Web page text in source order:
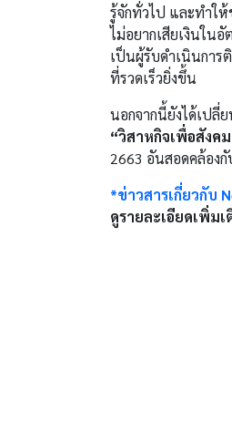
รู้จักทั่วไป และทำใ
ไม่อยากเสียเงินใน
เป็นผู้รับดำเนินการ
ที่รวดเร็วยิ่งขึ้น
นอกจากนี้ยังได้เปลี่
“วิสาหกิจเพื่อสังค
2663 อันสอดคล้อง
*ข่าวสารเกี่ยวกับ
ดูรายละเอียดเพิ่ม